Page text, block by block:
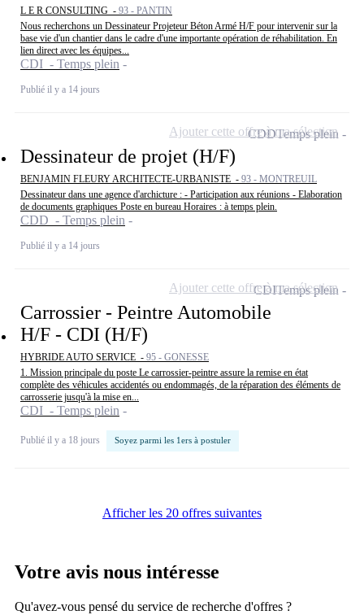
L E R CONSULTING - 93 - PANTIN
Nous recherchons un Dessinateur Projeteur Béton Armé H/F pour intervenir sur la
base vie d'un chantier dans le cadre d'une importante opération de réhabilitation. En
lien direct avec les équipes...
CDI - Temps plein
Publié il y a 14 jours
Dessinateur de projet (H/F)
BENJAMIN FLEURY ARCHITECTE-URBANISTE - 93 - MONTREUIL
Dessinateur dans une agence d'archicture : - Participation aux réunions - Elaboration
de documents graphiques Poste en bureau Horaires : à temps plein.
CDD - Temps plein
Publié il y a 14 jours
CDDTemps plein
Ajouter cette offre à ma sélection
Carrossier - Peintre Automobile
H/F - CDI (H/F)
HYBRIDE AUTO SERVICE - 95 - GONESSE
1. Mission principale du poste Le carrossier-peintre assure la remise en état
complète des véhicules accidentés ou endommagés, de la réparation des éléments de
carrosserie jusqu'à la mise en...
CDI - Temps plein
Publié il y a 18 jours Soyez parmi les 1ers à postuler
CDITemps plein
Ajouter cette offre à ma sélection
Afficher les 20 offres suivantes
Votre avis nous intéresse
Qu'avez-vous pensé du service de recherche d'offres ?